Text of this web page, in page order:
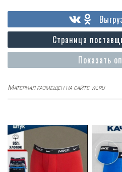
Показать
Страница
Материал размещен на сайте vk.ru